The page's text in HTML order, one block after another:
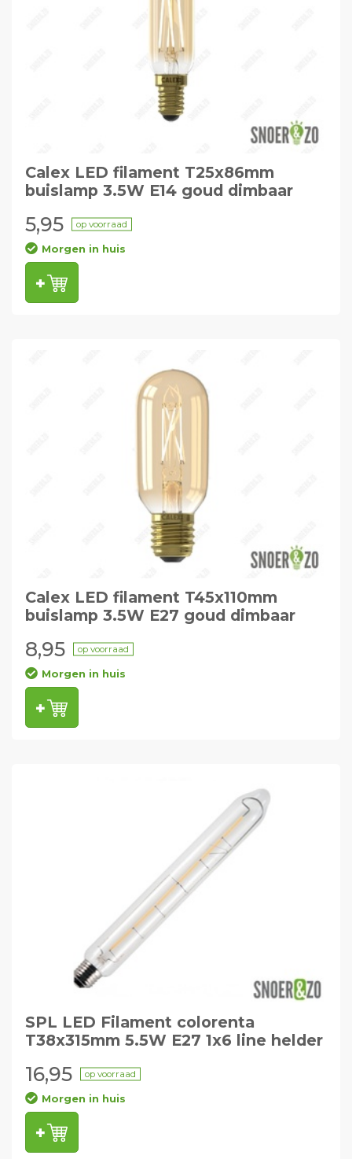
Calex LED filament T25x86mm
buislamp 3.5W E14 goud dimbaar
5,95 op voorraad
Morgen in huis
Calex LED filament T45x110mm
buislamp 3.5W E27 goud dimbaar
8,95 op voorraad
Morgen in huis
SPL LED Filament colorenta
T38x315mm 5.5W E27 1x6 line helder
16,95 op voorraad
Morgen in huis